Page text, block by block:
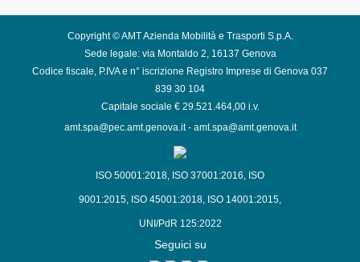
Copyright © AMT Azienda Mobilità e Trasporti S.p.A.
Sede legale: via Montaldo 2, 16137 Genova
Codice fiscale, P.IVA e n° iscrizione Registro Imprese di Genova 037
839 30 104
Capitale sociale € 29.521.464,00 i.v.
amt.spa@pec.amt.genova.it- amt.spa@amt.genova.it
ISO 50001:2018, ISO 37001:2016, ISO
9001:2015, ISO 45001:2018, ISO 14001:2015,
UNI/PdR 125:2022
Seguici su